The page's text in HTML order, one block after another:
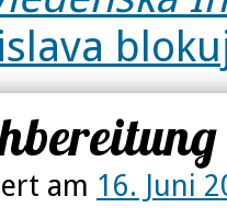
am 16. Juni